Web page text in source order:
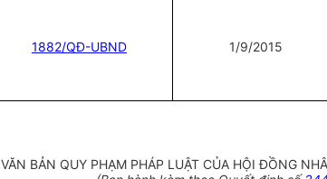
1882/QĐ-UBND 1/9/2015
VĂN BẢN QUY PHẠM PHÁP LUẬT CỦA HỘI ĐỒNG